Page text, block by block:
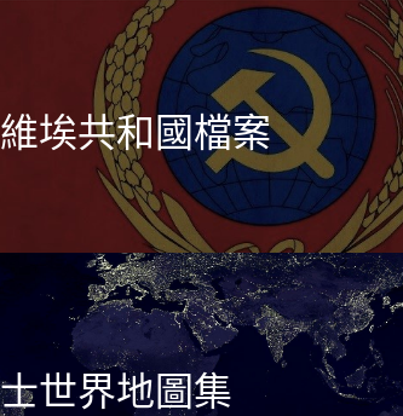
埃共和國檔案
世界地圖集